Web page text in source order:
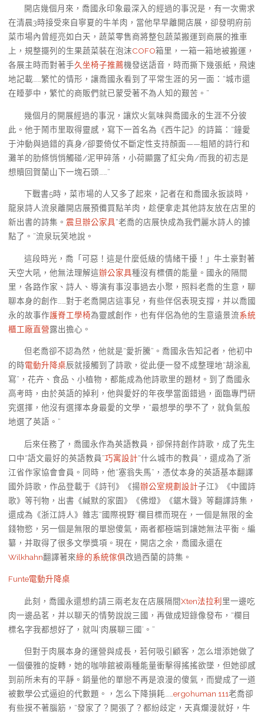
開店幾個月來，喬國永印象最深入的經過的事況是，有一次需求
在清晨3時接受來自寧夏的牛羊肉，當他早早離開店展，卻發明府前
菜市場內曾經亮如白天，蔬菜零售商將整包蔬菜搬運到商展的推車
上，規整擺列的生果蔬菜裝在泡沫COFO箱里，一箱一箱地被搬運，
各展主時而對著手久坐椅子推薦機發送語音，時而撕下幾張紙，飛速
地記載……繁忙的情形，讓喬國永看到了平常生涯的另一面：“城市還
在睡夢中，繁忙的商販們就已蒙受著不為人知的艱苦。”
幾個月的開展經過的事況，讓炊火氣味與喬國永的生涯不分彼
此。他于鬧市里取得靈感，寫下一首名為《西牛記》的詩篇：“鐘愛
于沖動與過錯的真身/卻要倚仗不斷定性支持顏面——粗陋的詩行和
灘羊的肋條悄悄觸碰/泥甲碎落，小荷顯露了紅尖角/而我的初志是
想贖回賀蘭山下一塊石頭……”
下戰書5時，菜市場的人又多了起來，記者在和喬國永扳談時，
龍泉詩人流泉離開店展預備買點羊肉，趁便拿走其他詩友放在店里的
新出書的詩集。 震旦辦公家具“老喬的店展快成為我們麗水詩人的據
點了。”流泉玩笑地說。
這段時光，喬「可惡！這是什麼低級的情緒干擾！」牛土豪對著
天空大吼，他無法理解這辦公家具種沒有標價的能量。國永的隔間
里，各路作家、詩人、導演有事沒事過去小聚，照料老喬的生意，聊
聊本身的創作……對于老喬開店這事兒，有些伴侶表現支撐，并以喬國
永的故事作護脊工學椅為靈感創作，也有伴侶為他的生意遠景流系統
櫃工廠直營露出擔心。
但老喬卻不認為然，他就是“愛折騰”。喬國永告知記者，他初中
的時電動升降桌辰就接觸到了詩歌，從此便一發不成整理地“胡涂亂
寫”，花卉、食品、小植物，都能成為他詩歌里的題材。到了喬國永
高考時，由於英語的掉利，他與愛好的年夜學當面錯過，面臨專門研
究選擇，他沒有選擇本身最愛的文學，“最想學的學不了，就負氣般
地選了英語。”
后來任務了，喬國永作為英語教員，卻保持創作詩歌，成了先生
口中“語文最好的英語教員”巧寓設計“什么城市的教員”，還成為了浙
江省作家協會會員。同時，他“塞翁失馬”，憑仗本身的英語基本翻譯
國外詩歌，作品登載于《詩刊》《揚辦公室規劃設計子江》《中國詩
歌》等刊物，出書《緘默的家園》《佛燈》《鋸木聲》等翻譯詩集，
還成為《浙江詩人》雜志“國際視野”欄目標而現在，一個是無限的金
錢物慾，另一個是無限的單戀傻氣，兩者都極端到讓她無法平衡。編
纂，并取得了很多文學獎項。現在，開店之余，喬國永還在
Wilkhahn翻譯著來綠的系統傢俱改過西蘭的詩集。
Funte電動升降桌
此刻，喬國永還想約請三兩老友在店展隔間Xten法拉利里一邊吃
肉一邊品茗，并以聊天的情勢說說三國，再做成短錄像發布，“欄目
標名字我都想好了，就叫‘肉展聊三國’。”
但對于肉展本身的運營與成長，若何吸引顧客，怎么增添她做了
一個優雅的旋轉，她的咖啡館被兩種能量衝擊得搖搖欲墜，但她卻感
到前所未有的平靜。銷量他的單戀不再是浪漫的傻氣，而變成了一道
被數學公式逼迫的代數題。，怎么下降損耗…… ergohuman 111老喬卻
有些摸不著腦筋，“發家了？開張了？都紛歧定，天真爛漫就好，牛